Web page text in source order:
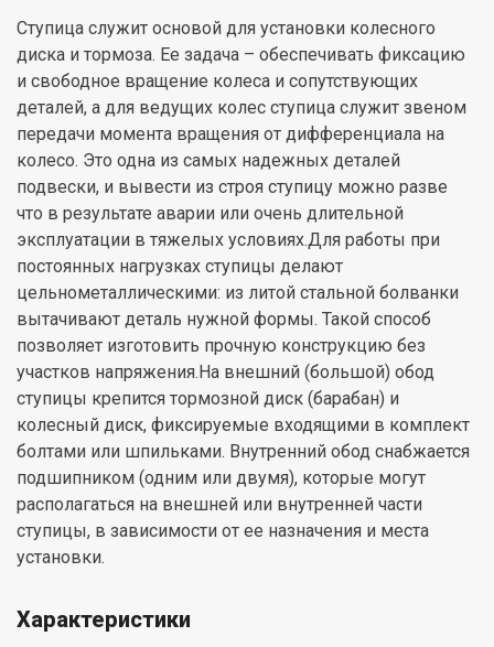
Ступица служит основой для установки колесного
диска и тормоза. Ее задача – обеспечивать фиксацию
и свободное вращение колеса и сопутствующих
деталей, а для ведущих колес ступица служит звеном
передачи момента вращения от дифференциала на
колесо. Это одна из самых надежных деталей
подвески, и вывести из строя ступицу можно разве
что в результате аварии или очень длительной
эксплуатации в тяжелых условиях.Для работы при
постоянных нагрузках ступицы делают
цельнометаллическими: из литой стальной болванки
вытачивают деталь нужной формы. Такой способ
позволяет изготовить прочную конструкцию без
участков напряжения.На внешний (большой) обод
ступицы крепится тормозной диск (барабан) и
колесный диск, фиксируемые входящими в комплект
болтами или шпильками. Внутренний обод снабжается
подшипником (одним или двумя), которые могут
располагаться на внешней или внутренней части
ступицы, в зависимости от ее назначения и места
установки.
Характеристики